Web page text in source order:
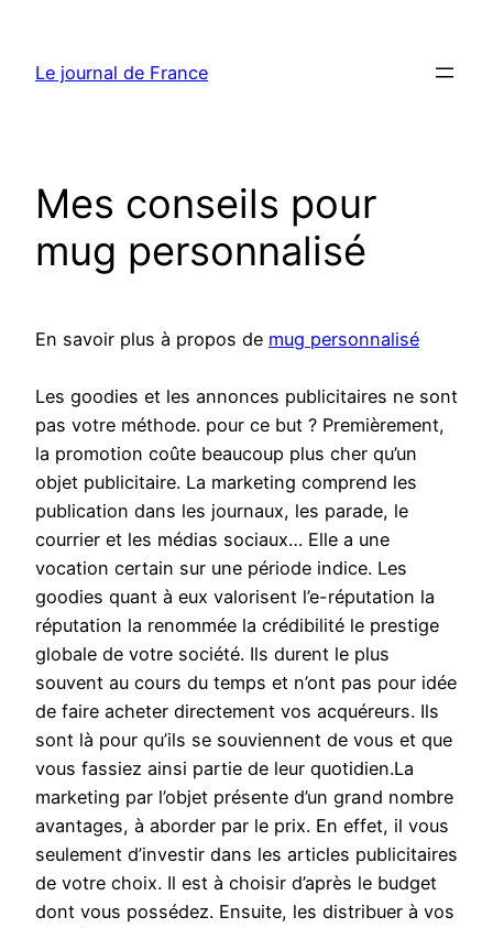
contenu
Le journal de France
Mes conseils pour
mug personnalisé
En savoir plus à propos de mug personnalisé
Les goodies et les annonces publicitaires ne sont
pas votre méthode. pour ce but ? Premièrement,
la promotion coûte beaucoup plus cher qu’un
objet publicitaire. La marketing comprend les
publication dans les journaux, les parade, le
courrier et les médias sociaux… Elle a une
vocation certain sur une période indice. Les
goodies quant à eux valorisent l’e-réputation la
réputation la renommée la crédibilité le prestige
globale de votre société. Ils durent le plus
souvent au cours du temps et n’ont pas pour idée
de faire acheter directement vos acquéreurs. Ils
sont là pour qu’ils se souviennent de vous et que
vous fassiez ainsi partie de leur quotidien.La
marketing par l’objet présente d’un grand nombre
avantages, à aborder par le prix. En effet, il vous
seulement d’investir dans les articles publicitaires
de votre choix. Il est à choisir d’après le budget
dont vous possédez. Ensuite, les distribuer à vos